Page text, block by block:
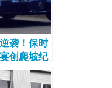
袭！保时
创爬坡纪